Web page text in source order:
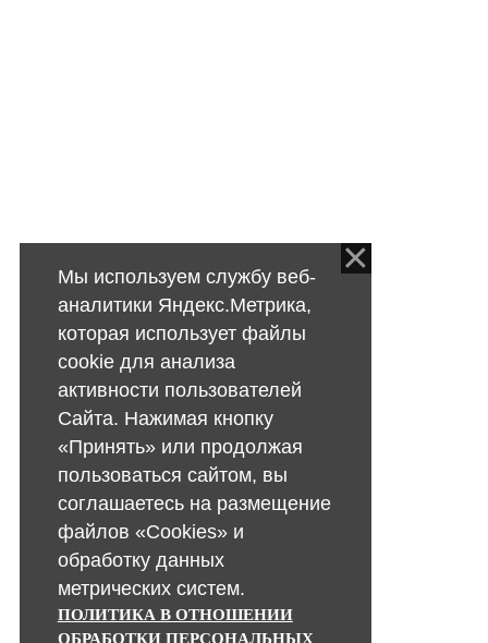
Мы используем службу веб-
аналитики Яндекс.Метрика,
которая использует файлы
cookie для анализа
активности пользователей
Сайта. Нажимая кнопку
«Принять» или продолжая
пользоваться сайтом, вы
соглашаетесь на размещение
файлов «Cookies» и
обработку данных
метрических систем.
ПОЛИТИКА В ОТНОШЕНИИ
ОБРАБОТКИ ПЕРСОНАЛЬНЫХ